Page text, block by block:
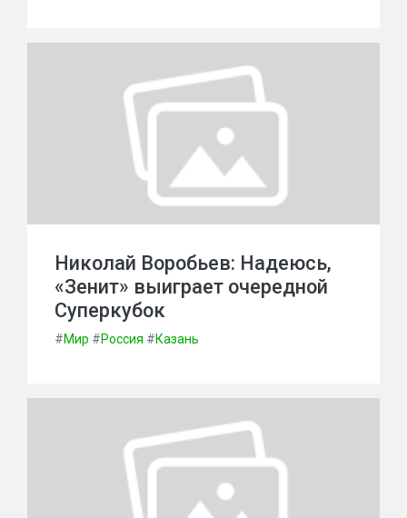
Николай Воробьев: Надеюсь,
«Зенит» выиграет очередной
Суперкубок
#Мир #Россия #Казань